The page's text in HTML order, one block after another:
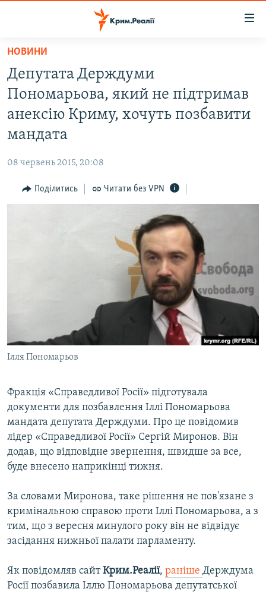
Перейти
основного
матеріалу
до
основної
Перейти
пошуку
ВОДА.КРИМ
ВІДЕО ТА ФОТО
ПОГЛЯД
ІНТЕРВ'Ю
УКРАЇНСЬКА ПРОБЛЕМА КРИМУ
ІНФОГРАФІКА
ДОЛУЧАЙСЯ!
Усі сайти RFE/RL
НОВИНИ
Депутата Держдуми
Пономарьова, який не підтримав
анексію Криму, хочуть позбавити
мандата
08 червень 2015, 20:08
Поділитись Читати без VPN
Ілля Пономарьов
Фракція «Справедливої Росії» підготувала
документи для позбавлення Іллі Пономарьова
мандата депутата Держдуми. Про це повідомив
лідер «Справедливої Росії» Сергій Миронов. Він
додав, що відповідне звернення, швидше за все,
буде внесено наприкінці тижня.
За словами Миронова, таке рішення не пов'язане з
кримінальною справою проти Іллі Пономарьова, а з
тим, що з вересня минулого року він не відвідує
засідання нижньої палати парламенту.
Як повідомляв сайтКрим.Реалії, раніше Держдума
Росії позбавила Іллю Пономарьова депутатської